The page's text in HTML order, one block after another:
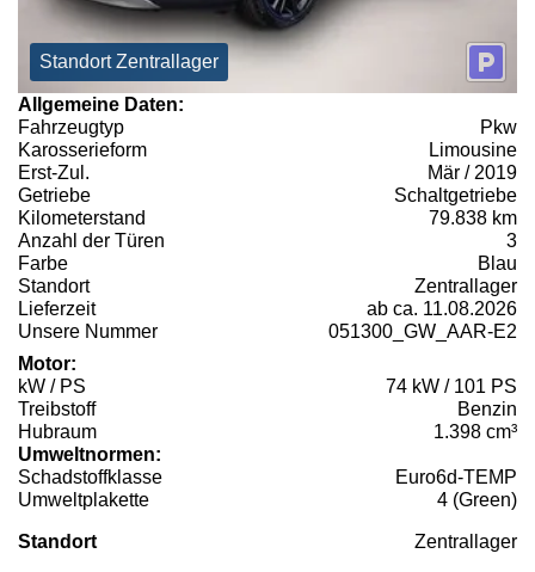
Standort Zentrallager
Allgemeine Daten:
Fahrzeugtyp
Pkw
Karosserieform
Limousine
Erst-Zul.
Mär / 2019
Getriebe
Schaltgetriebe
Kilometerstand
79.838 km
Anzahl der Türen
3
Farbe
Blau
Standort
Zentrallager
Lieferzeit
ab ca. 11.08.2026
Unsere Nummer
051300_GW_AAR-E2
Motor:
kW / PS
74 kW / 101 PS
Treibstoff
Benzin
Hubraum
1.398 cm³
Umweltnormen:
Schadstoffklasse
Euro6d-TEMP
Umweltplakette
4 (Green)
Standort Zentrallager